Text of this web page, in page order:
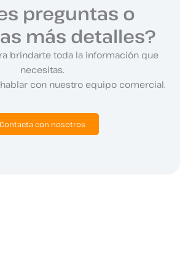
preguntas o
más detalles?
brindarte toda la información que
necesitas.
con nuestro equipo comercial.
Contacta con nosotros